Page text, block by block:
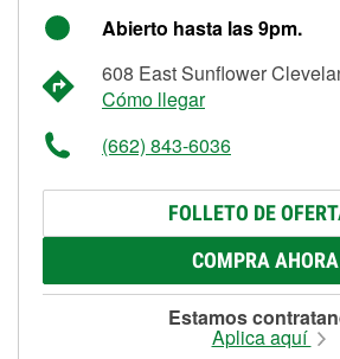
Abierto hasta las 9pm.
608 East Sunflower
Cómo llegar
(662) 843-6036
FOLLETO DE
COMPRA AHORA
Estamos
Aplica aquí